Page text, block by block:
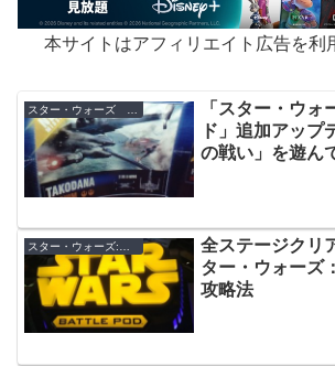
本サイトはアフィリエイト広告を利
スター・ウォーズ ビデオゲーム
「スター・ウォ
ド」追加アップ
の戦い」を遊ん
全ステージクリ
ター・ウォーズ
攻略法